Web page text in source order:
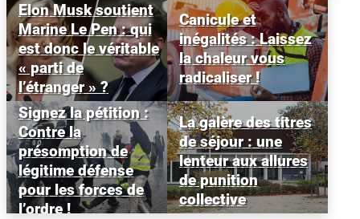
Elon Musk soutient
Marine Le Pen : qui
est donc le véritable
« parti de
l’étranger » ?
Canicule et
inégalités : Laissez
la chaleur vous
radicaliser !
Signez la pétition :
Contre la
présomption de
légitime défense
pour les forces de
l’ordre !
La galère des titres
de séjour : une
lenteur aux allures
de punition
collective